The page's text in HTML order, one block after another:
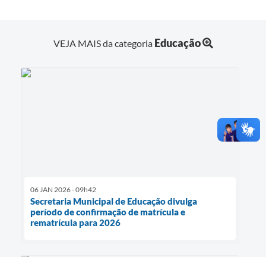
VEJA MAIS da categoria Educação
06 JAN 2026 - 09h42
Secretaria Municipal de Educação divulga
período de confirmação de matrícula e
rematrícula para 2026